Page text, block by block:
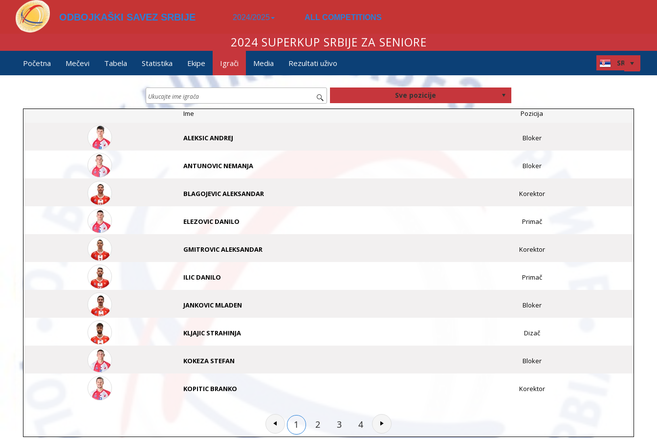
ODBOJKAŠKI SAVEZ SRBIJE 2024/2025 ALL COMPETITIONS
2024 SUPERKUP SRBIJE ZA SENIORE
Početna Mečevi Tabela Statistika Ekipe Igrači Media Rezultati uživo
Ime Pozicija
ALEKSIC ANDREJ Bloker
ANTUNOVIC NEMANJA Bloker
BLAGOJEVIC ALEKSANDAR Korektor
ELEZOVIC DANILO Primač
GMITROVIC ALEKSANDAR Korektor
ILIC DANILO Primač
JANKOVIC MLADEN Bloker
KLJAJIC STRAHINJA Dizač
KOKEZA STEFAN Bloker
KOPITIC BRANKO Korektor
1 2 3 4